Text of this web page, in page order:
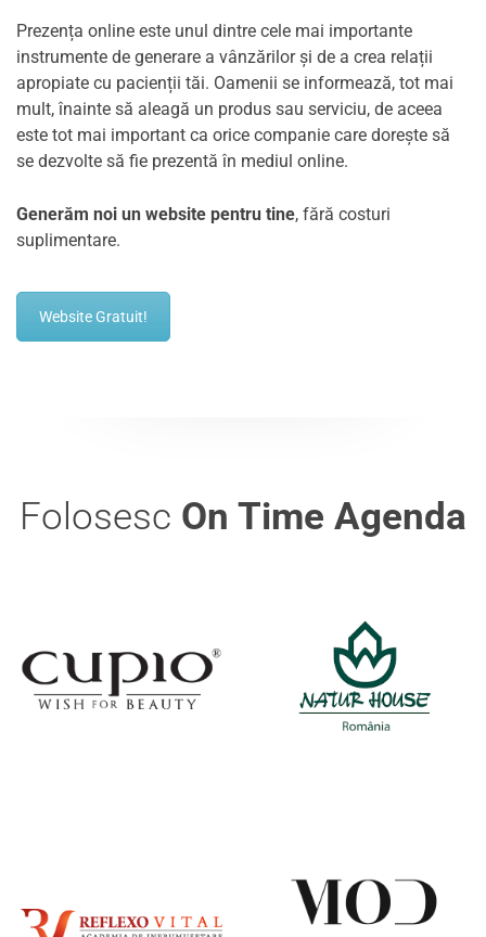
Prezența online este unul dintre cele mai importante
instrumente de generare a vânzărilor și de a crea relații
apropiate cu pacienții tăi. Oamenii se informează, tot mai
mult, înainte să aleagă un produs sau serviciu, de aceea
este tot mai important ca orice companie care dorește să
se dezvolte să fie prezentă în mediul online.
Generăm noi un website pentru tine, fără costuri
suplimentare.
Website Gratuit!
Folosesc On Time Agenda